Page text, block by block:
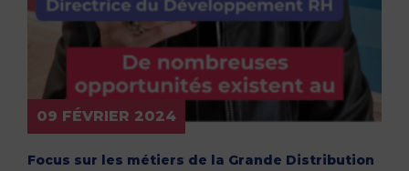
09 FÉVRIER 2024
Focus sur les métiers de la Grande Distribution